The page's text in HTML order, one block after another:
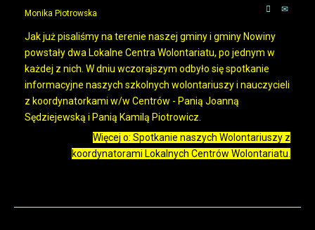
Monika Piotrowska
Jak już pisaliśmy na terenie naszej gminy i gminy Nowiny
powstały dwa Lokalne Centra Wolontariatu, po jednym w
każdej z nich. W dniu wczorajszym odbyło się spotkanie
informacyjne naszych szkolnych wolontariuszy i nauczycieli
z koordynatorkami w/w Centrów - Panią Joanną
Sędziejewską i Panią Kamilą Piotrowicz.
Więcej o: Spotkanie naszych Wolontariuszy z
koordynatorami Lokalnych Centrów Wolontariatu.